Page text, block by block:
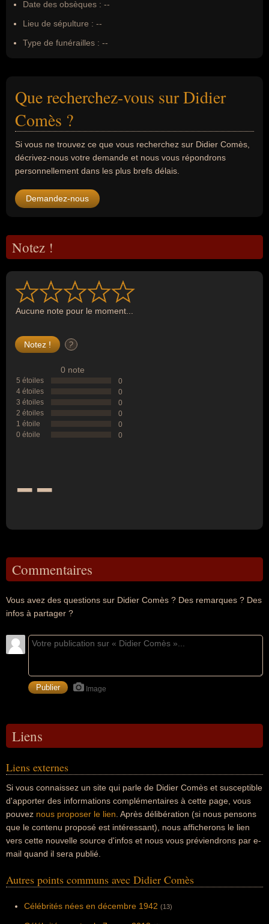
Date des obsèques : --
Lieu de sépulture : --
Type de funérailles : --
Que recherchez-vous sur Didier
Comès ?
Si vous ne trouvez ce que vous recherchez sur Didier Comès,
décrivez-nous votre demande et nous vous répondrons
personnellement dans les plus brefs délais.
Demandez-nous
Notez !
Aucune note pour le moment...
?
0 note
5 étoiles
0
4 étoiles
0
3 étoiles
0
2 étoiles
0
1 étoile
0
0 étoile
0
--
Commentaires
Vous avez des questions sur Didier Comès ? Des remarques ? Des
infos à partager ?
Image
Liens
Liens externes
Si vous connaissez un site qui parle de Didier Comès et susceptible
d'apporter des informations complémentaires à cette page, vous
pouvez nous proposer le lien . Après délibération (si nous pensons
que le contenu proposé est intéressant), nous afficherons le lien
vers cette nouvelle source d'infos et nous vous préviendrons par e-
mail quand il sera publié.
Autres points communs avec Didier Comès
Célébrités nées en décembre 1942 (13)